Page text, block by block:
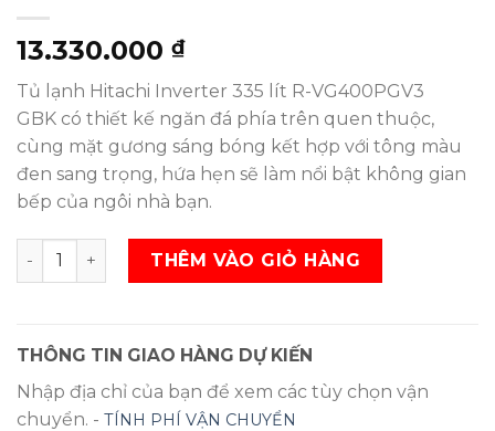
13.330.000 ₫
Tủ lạnh Hitachi Inverter 335 lít R-VG400PGV3
GBK có thiết kế ngăn đá phía trên quen thuộc,
cùng mặt gương sáng bóng kết hợp với tông màu
đen sang trọng, hứa hẹn sẽ làm nổi bật không gian
bếp của ngôi nhà bạn.
Tủ lạnh Hitachi Inverter 335 lít R-VG400PGV3 GBK
THÊM VÀO GIỎ HÀNG
THÔNG TIN GIAO HÀNG DỰ KIẾN
Nhập địa chỉ của bạn để xem các tùy chọn vận
chuyển. - TÍNH PHÍ VẬN CHUYỂN